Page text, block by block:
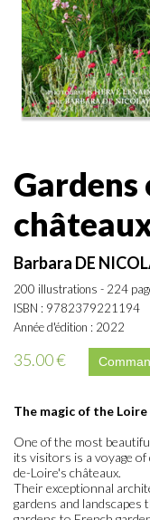
Barbara DE
200 illustrations - 224
ISBN : 9782379221194
Année d'édition : 2022
35.00 €
The magic of the
One of the most
its visitors is a voyage
de-Loire's châteaux.
Their exceptionnal
gardens and